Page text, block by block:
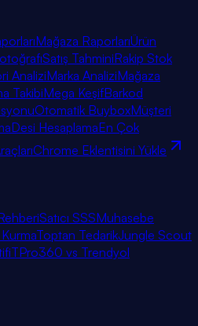
Mağaza RaporlarıÜrün
Satış TahminiRakip Stok
AnaliziMarka AnaliziMağaza
TakibiMega KeşifBarkod
Otomatik BuyboxMüşteri
Desi HesaplamaEn Çok
Chrome Eklentisini Yükle
Satıcı SSSMuhasebe
Toptan TedarikJungle Scout
TPro360 vs Trendyol